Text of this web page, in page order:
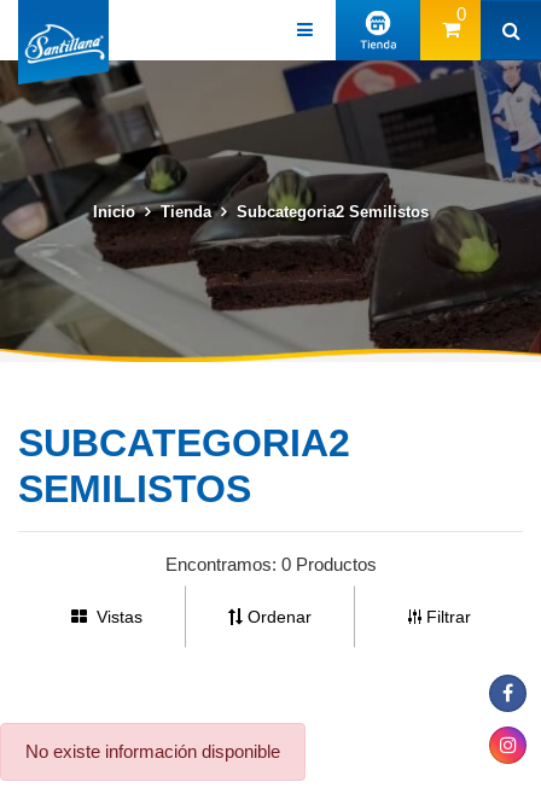
0
Inicio Tienda Subcategoria2 Semilistos
SUBCATEGORIA2
SEMILISTOS
Encontramos: 0 Productos
Vistas Ordenar Filtrar
No existe información disponible